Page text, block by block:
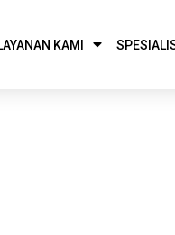
KAMI